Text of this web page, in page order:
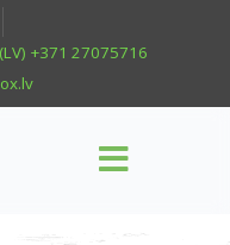
(LV) +371 27075716